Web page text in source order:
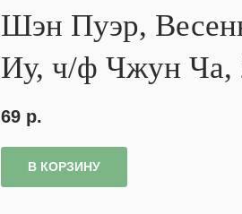
Шэн Пуэр,
Иу, ч/ф Чжун Ча,
69 р.
В КОРЗИНУ